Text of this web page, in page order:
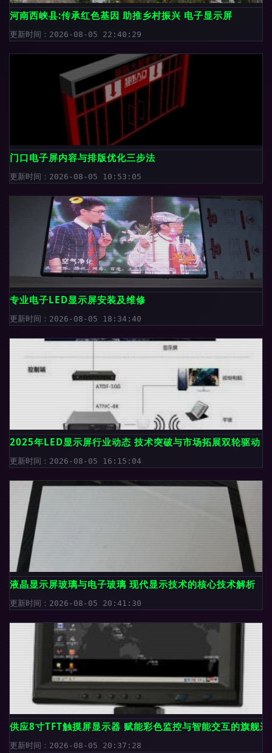
河南西峡县:传承红色基因 助推乡村振兴 电子显示屏
更新时间：2026-08-05 22:40:29
门口电子屏内容与排版优化三步法
更新时间：2026-08-05 10:53:05
专业电子LED显示屏安装及维修
更新时间：2026-08-05 18:34:40
2025年LED显示屏行业动态 技术突破与市场拓展双轮驱动
更新时间：2026-08-05 16:15:04
液晶显示屏玻璃与电子玻璃 现代显示技术的核心技术解析
更新时间：2026-08-05 20:41:30
供应8寸TFT触摸屏显示器 赋能彩色监控与智能交互的旗舰选
更新时间：2026-08-05 20:37:28